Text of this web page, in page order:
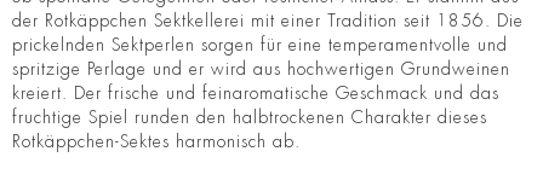
der Rotkäppchen Sektkellerei mit einer Tradition seit 1856. Die
prickelnden Sektperlen sorgen für eine temperamentvolle und
spritzige Perlage und er wird aus hochwertigen Grundweinen
kreiert. Der frische und feinaromatische Geschmack und das
fruchtige Spiel runden den halbtrockenen Charakter dieses
Rotkäppchen-Sektes harmonisch ab.